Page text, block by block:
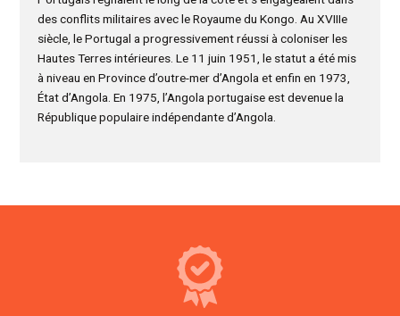
des conflits militaires avec le Royaume du Kongo. Au XVIIIe
siècle, le Portugal a progressivement réussi à coloniser les
Hautes Terres intérieures. Le 11 juin 1951, le statut a été mis
à niveau en Province d’outre-mer d’Angola et enfin en 1973,
État d’Angola. En 1975, l’Angola portugaise est devenue la
République populaire indépendante d’Angola.